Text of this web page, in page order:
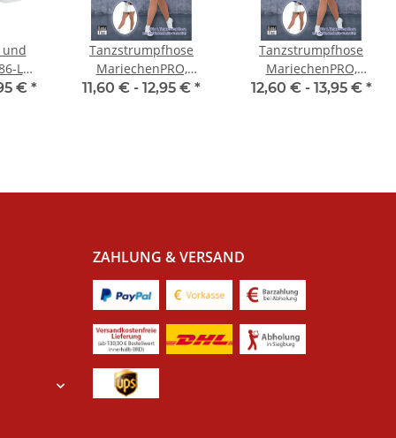
und
L
€ *
Tanzstrumpfhose
MariechenPRO,
Kindergrößen, Toast
11,60 € - 12,95 € *
Tanzstrumpfhose
MariechenPRO,
Erwachsenengrößen,
12,60 € - 13,95 € *
ZAHLUNG & VERSAND